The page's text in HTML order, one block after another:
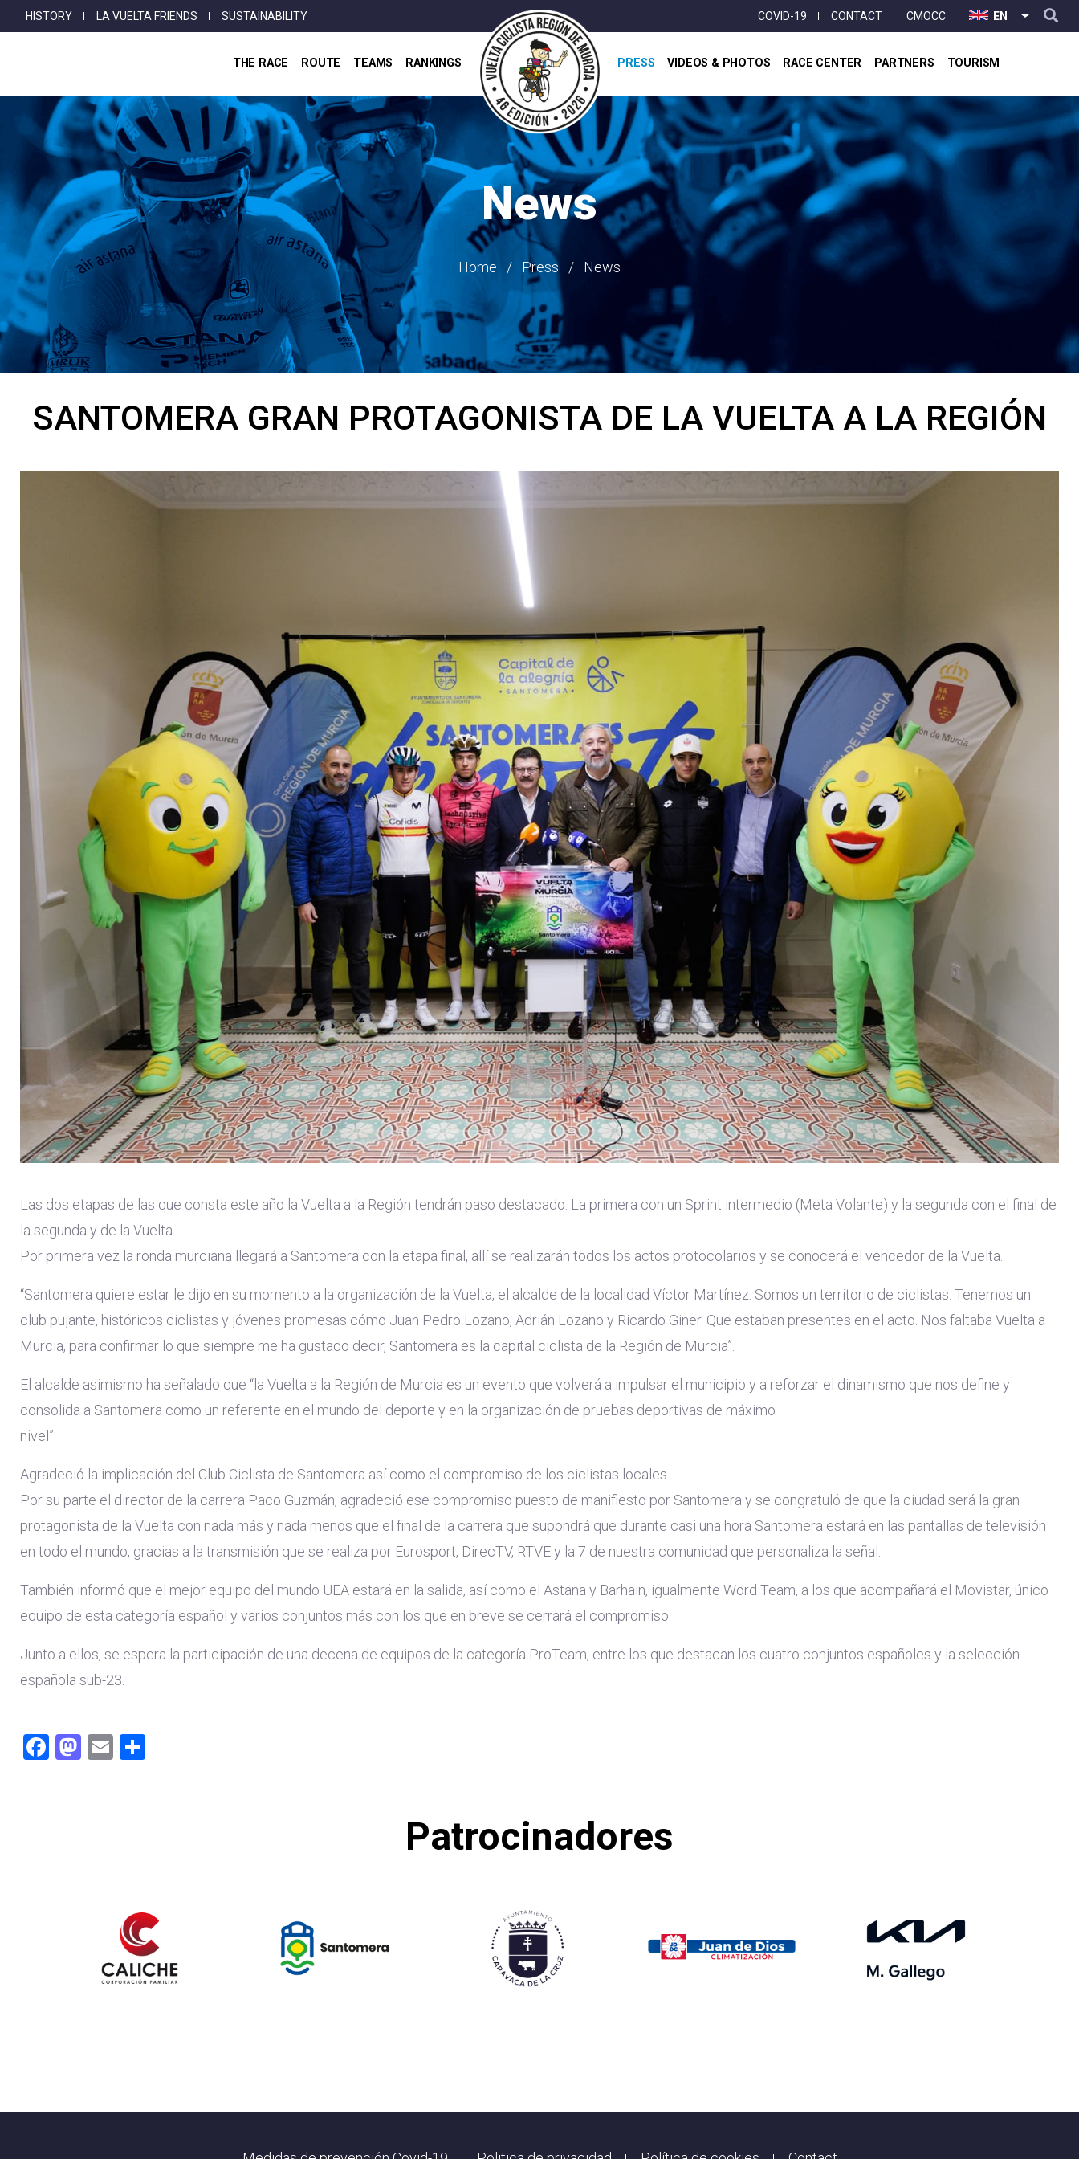
Skip
to
Top
Menu
HISTORY LA VUELTA FRIENDS SUSTAINABILITY EN LIST
User
account
COVID-19 CONTACT CMOCC
THE RACE ROUTE TEAMS RANKINGS PRESS VIDEOS & PHOTOS RACE CENTER PARTNERS TOURISM
News
Breadcrumb Home Press News
SANTOMERA GRAN PROTAGONISTA DE LA VUELTA A LA REGIÓN
Las dos etapas de las que consta este año la Vuelta a la Región tendrán paso destacado. La primera con un Sprint intermedio (Meta Volante) y la segunda con el final de
la segunda y de la Vuelta.
Por primera vez la ronda murciana llegará a Santomera con la etapa final, allí se realizarán todos los actos protocolarios y se conocerá el vencedor de la Vuelta.
“Santomera quiere estar le dijo en su momento a la organización de la Vuelta, el alcalde de la localidad Víctor Martínez. Somos un territorio de ciclistas. Tenemos un
club pujante, históricos ciclistas y jóvenes promesas cómo Juan Pedro Lozano, Adrián Lozano y Ricardo Giner. Que estaban presentes en el acto. Nos faltaba Vuelta a
Murcia, para confirmar lo que siempre me ha gustado decir, Santomera es la capital ciclista de la Región de Murcia”.
El alcalde asimismo ha señalado que “la Vuelta a la Región de Murcia es un evento que volverá a impulsar el municipio y a reforzar el dinamismo que nos define y
consolida a Santomera como un referente en el mundo del deporte y en la organización de pruebas deportivas de máximo
nivel”.
Agradeció la implicación del Club Ciclista de Santomera así como el compromiso de los ciclistas locales.
Por su parte el director de la carrera Paco Guzmán, agradeció ese compromiso puesto de manifiesto por Santomera y se congratuló de que la ciudad será la gran
protagonista de la Vuelta con nada más y nada menos que el final de la carrera que supondrá que durante casi una hora Santomera estará en las pantallas de televisión
en todo el mundo, gracias a la transmisión que se realiza por Eurosport, DirecTV, RTVE y la 7 de nuestra comunidad que personaliza la señal.
También informó que el mejor equipo del mundo UEA estará en la salida, así como el Astana y Barhain, igualmente Word Team, a los que acompañará el Movistar, único
equipo de esta categoría español y varios conjuntos más con los que en breve se cerrará el compromiso.
Junto a ellos, se espera la participación de una decena de equipos de la categoría ProTeam, entre los que destacan los cuatro conjuntos españoles y la selección
española sub-23.
Facebook
Mastodon
Email
Patrocinadores